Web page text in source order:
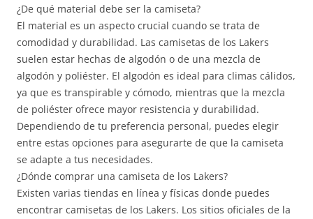
¿De qué material debe ser la camiseta?
El material es un aspecto crucial cuando se trata de
comodidad y durabilidad. Las camisetas de los Lakers
suelen estar hechas de algodón o de una mezcla de
algodón y poliéster. El algodón es ideal para climas cálidos,
ya que es transpirable y cómodo, mientras que la mezcla
de poliéster ofrece mayor resistencia y durabilidad.
Dependiendo de tu preferencia personal, puedes elegir
entre estas opciones para asegurarte de que la camiseta
se adapte a tus necesidades.
¿Dónde comprar una camiseta de los Lakers?
Existen varias tiendas en línea y físicas donde puedes
encontrar camisetas de los Lakers. Los sitios oficiales de la